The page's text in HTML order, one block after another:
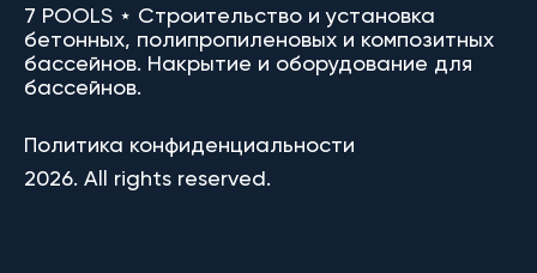
7 POOLS ⋆ Строительство и установка
бетонных, полипропиленовых и композитных
бассейнов. Накрытие и оборудование для
бассейнов.
Политика конфиденциальности
2026. All rights reserved.